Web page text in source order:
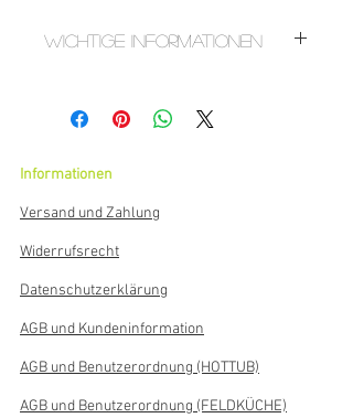
Wichtige Informationen
Nicht geeignet für Kinder unter 3 Jahren.
Benutzung unter Aufsicht von
LIEFERZEIT: Nach
etwa 2-5 Werktage, bis das Schild
versendet werden kann.
bedruckt/gelasert -HANDBESCHRIFTET-
Informationen
Versand und Zahlung
Widerrufsrecht
Datenschutzerklärung
AGB und Kundeninformation
AGB und Benutzerordnung (HOTTUB)
AGB und Benutzerordnung (FELDKÜCHE)